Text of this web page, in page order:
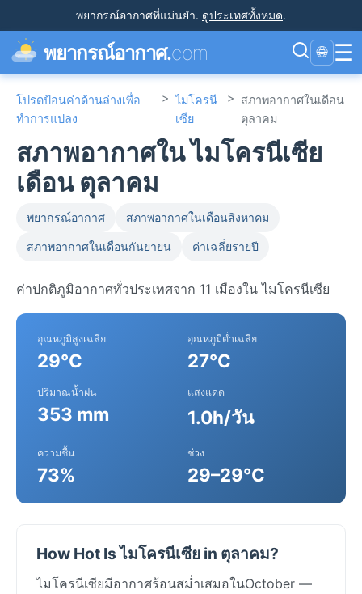
พยากรณ์อากาศที่แม่นยำ. ดูประเทศทั้งหมด.
พยากรณ์อากาศ.com 🌐 ☰
โปรดป้อนค่าด้านล่างเพื่อ
ทำการแปลง
> ไมโครนี
เซีย
> สภาพอากาศในเดือน
ตุลาคม
สภาพอากาศใน ไมโครนีเซีย
เดือน ตุลาคม
พยากรณ์อากาศ สภาพอากาศในเดือนสิงหาคม
สภาพอากาศในเดือนกันยายน ค่าเฉลี่ยรายปี
ค่าปกติภูมิอากาศทั่วประเทศจาก 11 เมืองใน ไมโครนีเซีย
อุณหภูมิสูงเฉลี่ย
29°C
อุณหภูมิต่ำเฉลี่ย
27°C
ปริมาณน้ำฝน
353 mm
แสงแดด
1.0h/วัน
ความชื้น
73%
ช่วง
29–29°C
How Hot Is ไมโครนีเซีย in ตุลาคม?
ไมโครนีเซียมีอากาศร้อนสม่ำเสมอในOctober —